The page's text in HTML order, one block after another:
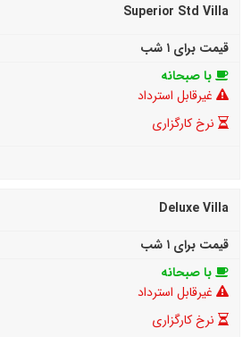
Superior Std Villa
قیمت برای ۱ شب
با صبحانه
غیرقابل استرداد
نرخ کارگزاری
Deluxe Villa
قیمت برای ۱ شب
با صبحانه
غیرقابل استرداد
نرخ کارگزاری